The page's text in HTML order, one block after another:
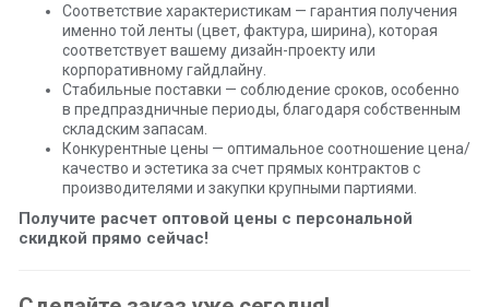
Соответствие характеристикам — гарантия получения
именно той ленты (цвет, фактура, ширина), которая
соответствует вашему дизайн-проекту или
корпоративному гайдлайну.
Стабильные поставки — соблюдение сроков, особенно
в предпраздничные периоды, благодаря собственным
складским запасам.
Конкурентные цены — оптимальное соотношение цена/
качество и эстетика за счет прямых контрактов с
производителями и закупки крупными партиями.
Получите расчет оптовой цены с персональной
скидкой прямо сейчас!